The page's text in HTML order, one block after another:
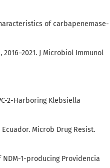
of carbapenemase-
J Microbiol Immunol
2-Harboring Klebsiella
Microb Drug Resist.
NDM-1-producing Providencia